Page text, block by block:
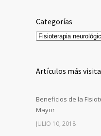
Categorías
Categorías
Artículos más
Beneficios de la
Mayor
JULIO 10, 2018